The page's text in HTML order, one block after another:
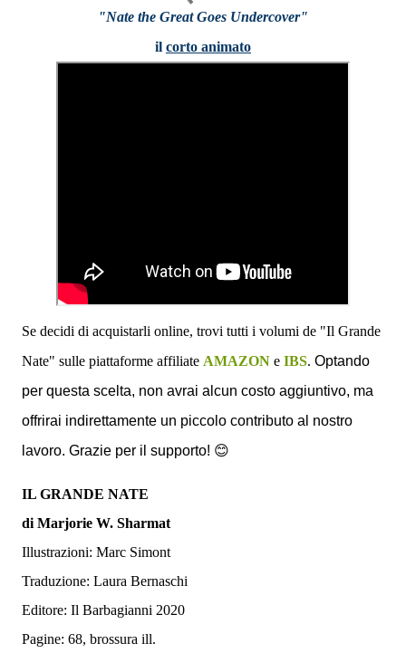
"Nate the Great Goes Undercover"
il corto animato
Se decidi di acquistarli online, trovi tutti i volumi de "Il Grande
Nate" sulle piattaforme affiliate AMAZON e IBS. Optando
per questa scelta, non avrai alcun costo aggiuntivo, ma
offrirai indirettamente un piccolo contributo al nostro
lavoro. Grazie per il supporto! 😊
IL GRANDE NATE
di Marjorie W. Sharmat
Illustrazioni: Marc Simont
Traduzione: Laura Bernaschi
Editore: Il Barbagianni 2020
Pagine: 68, brossura ill.